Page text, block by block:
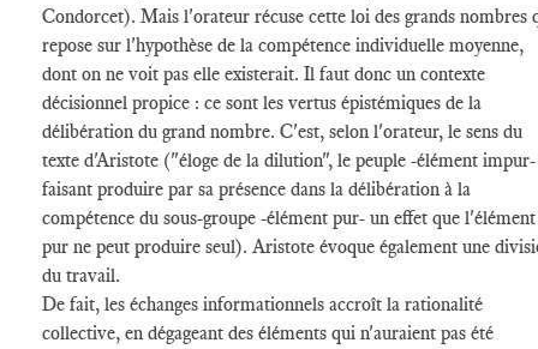
Condorcet). Mais l'orateur récuse cette loi des grands nombres
repose sur l'hypothèse de la compétence individuelle moyenne,
dont on ne voit pas elle existerait. Il faut donc un contexte
décisionnel propice : ce sont les vertus épistémiques de la
délibération du grand nombre. C'est, selon l'orateur, le sens du
texte d'Aristote ("éloge de la dilution", le peuple -élément impur-
faisant produire par sa présence dans la délibération à la
compétence du sous-groupe -élément pur- un effet que l'élément
pur ne peut produire seul). Aristote évoque également une
du travail.
De fait, les échanges informationnels accroît la rationalité
collective, en dégageant des éléments qui n'auraient pas été